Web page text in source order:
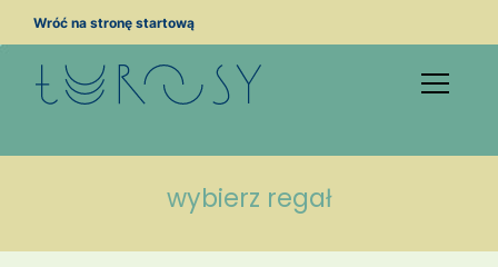
Wróć na stronę startową
wybierz regał